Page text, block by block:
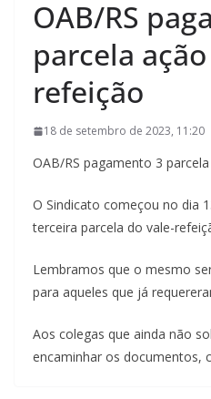
OAB/RS
parcela
refeição
18 de setembro de 2023, 11:20
OAB/RS pagamento 3
O Sindicato começou no dia
terceira parcela do vale-
Lembramos que o mesmo
para aqueles que já
Aos colegas que ainda não
encaminhar os documentos,